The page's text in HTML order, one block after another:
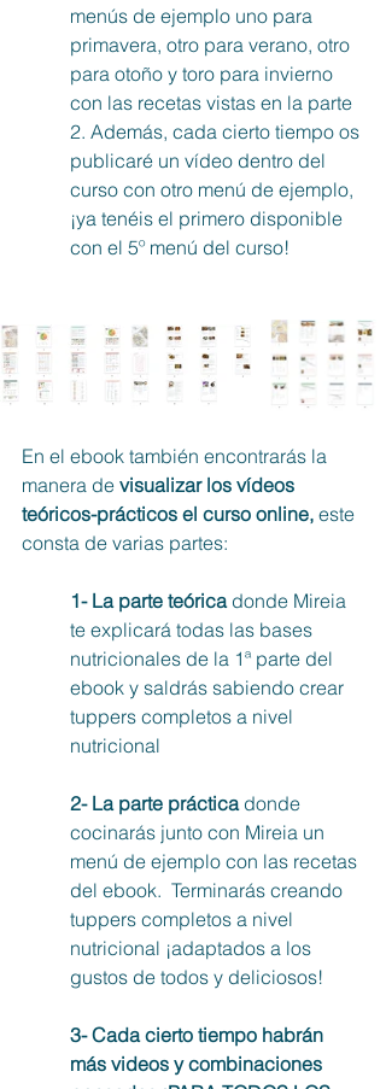
menús de ejemplo uno para
primavera, otro para verano, otro
para otoño y toro para invierno
con las recetas vistas en la parte
2. Además, cada cierto tiempo os
publicaré un vídeo dentro del
curso con otro menú de ejemplo,
¡ya tenéis el primero disponible
con el 5º menú del curso!
En el ebook también encontrarás la
manera de visualizar los vídeos
teóricos-prácticos el curso online, este
consta de varias partes:
1- La parte teórica donde Mireia
te explicará todas las bases
nutricionales de la 1ª parte del
ebook y saldrás sabiendo crear
tuppers completos a nivel
nutricional
2- La parte práctica donde
cocinarás junto con Mireia un
menú de ejemplo con las recetas
del ebook.  Terminarás creando
tuppers completos a nivel
nutricional ¡adaptados a los
gustos de todos y deliciosos!
3- Cada cierto tiempo habrán
más videos y combinaciones